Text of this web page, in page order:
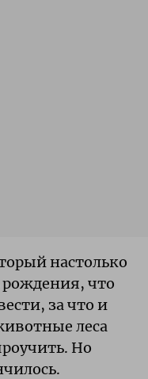
настолько
рождения, что
за что и
леса
Но